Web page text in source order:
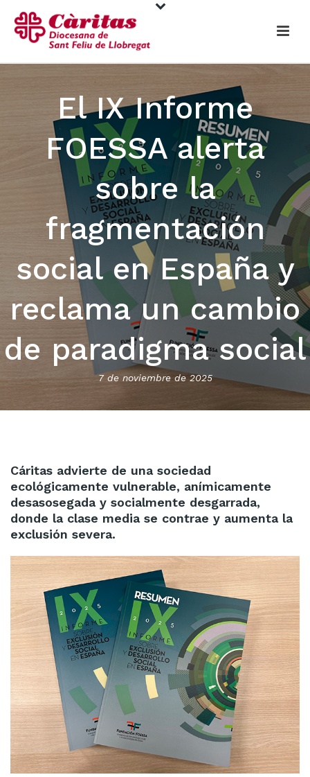
El IX Informe
FOESSA alerta
sobre la
fragmentación
social en España y
reclama un cambio
de paradigma social
7 de noviembre de 2025
Cáritas advierte de una sociedad
ecológicamente vulnerable, anímicamente
desasosegada y socialmente desgarrada,
donde la clase media se contrae y aumenta la
exclusión severa.